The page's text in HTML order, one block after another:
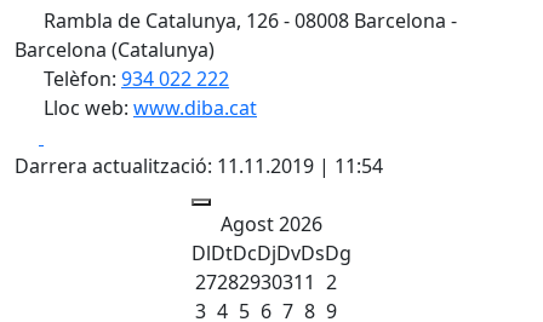
Rambla de Catalunya, 126 - 08008 Barcelona -
Barcelona (Catalunya)
Telèfon: 934 022 222
Lloc web: www.diba.cat
Darrera actualització: 11.11.2019 | 11:54
Agost 2026
DlDtDcDjDvDsDg
27282930311 2
3 4 5 6 7 8 9